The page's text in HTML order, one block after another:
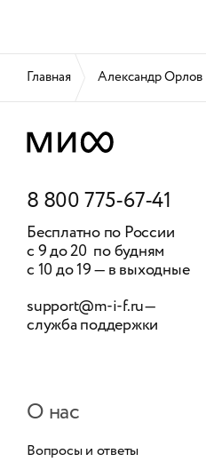
Главная Александр Орлов
8 800 775-67-41
Бесплатно по России
с 9 до 20 по будням
с 10 до 19 — в выходные
support@m-i-f.ru—
служба поддержки
О нас
Вопросы и ответы